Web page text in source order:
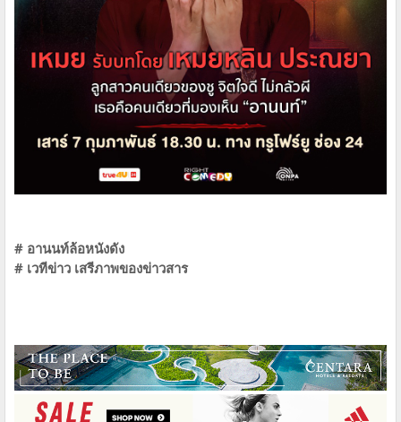
# อานนท์ล้อหนังดัง
# เวทีข่าว เสรีภาพของข่าวสาร